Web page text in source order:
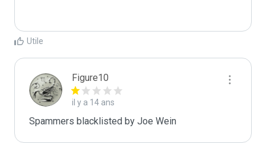
Utile
Figure10
il y a 14 ans
Spammers blacklisted by Joe Wein